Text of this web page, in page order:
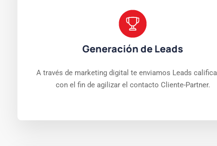
Generación de Leads
A través de marketing digital te enviamos Leads
con el fin de agilizar el contacto Cliente-Partner.